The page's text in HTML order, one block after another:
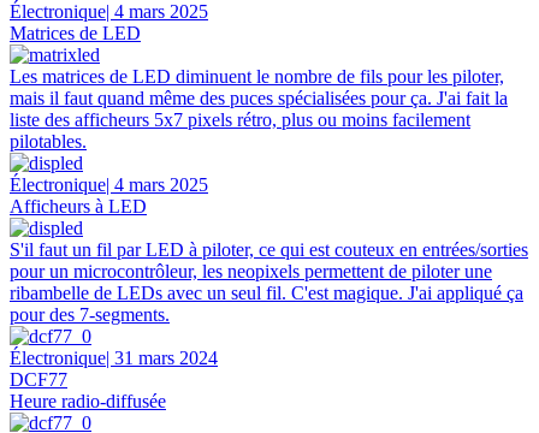
Électronique| 4 mars 2025
Matrices de LED
Les matrices de LED diminuent le nombre de fils pour les piloter,
mais il faut quand même des puces spécialisées pour ça. J'ai fait la
liste des afficheurs 5x7 pixels rétro, plus ou moins facilement
pilotables.
Électronique| 4 mars 2025
Afficheurs à LED
S'il faut un fil par LED à piloter, ce qui est couteux en entrées/sorties
pour un microcontrôleur, les neopixels permettent de piloter une
ribambelle de LEDs avec un seul fil. C'est magique. J'ai appliqué ça
pour des 7-segments.
Électronique| 31 mars 2024
DCF77
Heure radio-diffusée